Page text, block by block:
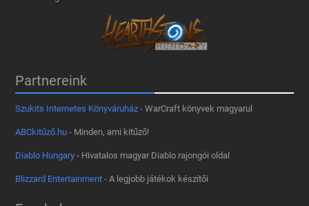
Partnereink
Szukits Internetes Könyváruház - WarCraft könyvek magyarul
ABCkitűző.hu - Minden, ami kitűző!
Diablo Hungary - Hivatalos magyar Diablo rajongói oldal
Blizzard Entertainment - A legjobb játékok készítői